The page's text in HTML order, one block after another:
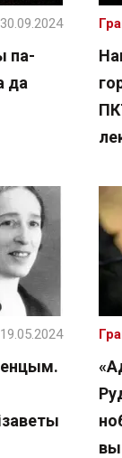
па-
да
30.09.2024
19.05.2024